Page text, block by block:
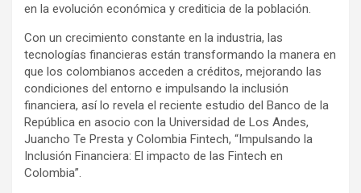
en la evolución económica y crediticia de la población.
Con un crecimiento constante en la industria, las
tecnologías financieras están transformando la manera en
que los colombianos acceden a créditos, mejorando las
condiciones del entorno e impulsando la inclusión
financiera, así lo revela el reciente estudio del Banco de la
República en asocio con la Universidad de Los Andes,
Juancho Te Presta y Colombia Fintech, “Impulsando la
Inclusión Financiera: El impacto de las Fintech en
Colombia”.